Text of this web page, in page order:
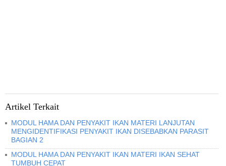
Artikel Terkait
MODUL HAMA DAN PENYAKIT IKAN MATERI LANJUTAN
MENGIDENTIFIKASI PENYAKIT IKAN DISEBABKAN PARASIT
BAGIAN 2
MODUL HAMA DAN PENYAKIT IKAN MATERI IKAN SEHAT
TUMBUH CEPAT